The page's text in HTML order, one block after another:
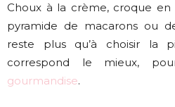
Choux à la crème, croque en
pyramide de macarons ou
reste plus qu’à choisir la
correspond le mieux,
gourmandise.